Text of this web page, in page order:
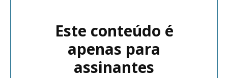
Este conteúdo é
apenas para
assinantes